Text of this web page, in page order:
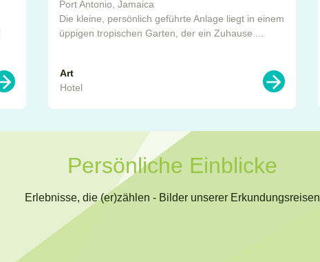
Port Antonio, Jamaica
Die kleine, persönlich geführte Anlage liegt in einem
üppigen tropischen Garten, der ein Zuhause ...
Art
Hotel
Persönliche Einblicke
Erlebnisse, die (er)zählen - Bilder unserer Erkundungsreisen